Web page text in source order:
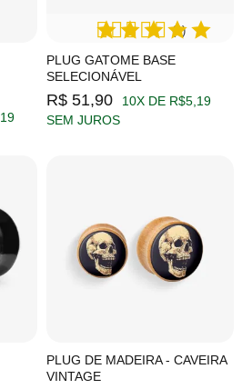
PLUG GATOME BASE
SELECIONÁVEL
(1)
R$ 51,90
10X DE R$5,19
SEM JUROS
PLUG DE MADEIRA - CAVEIRA
VINTAGE